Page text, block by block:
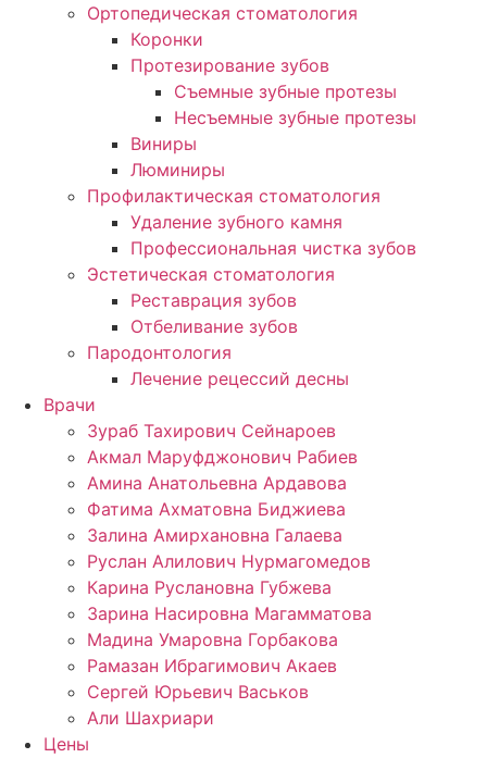
Ортопедическая стоматология
Коронки
Протезирование зубов
Съемные зубные протезы
Несъемные зубные протезы
Виниры
Люминиры
Профилактическая стоматология
Удаление зубного камня
Профессиональная чистка зубов
Эстетическая стоматология
Реставрация зубов
Отбеливание зубов
Пародонтология
Лечение рецессий десны
Врачи
Зураб Тахирович Сейнароев
Акмал Маруфджонович Рабиев
Амина Анатольевна Ардавова
Фатима Ахматовна Биджиева
Залина Амирхановна Галаева
Руслан Алилович Нурмагомедов
Карина Руслановна Губжева
Зарина Насировна Магамматова
Мадина Умаровна Горбакова
Рамазан Ибрагимович Акаев
Сергей Юрьевич Васьков
Али Шахриари
Цены